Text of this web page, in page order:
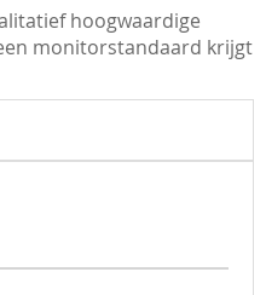
hoogwaardige
monitorstandaard krijgt